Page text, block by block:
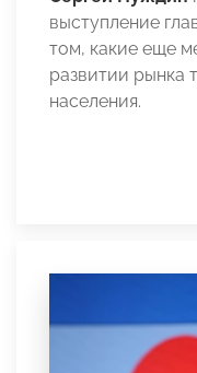
выступление
том, какие еще
развитии рынка
населения.